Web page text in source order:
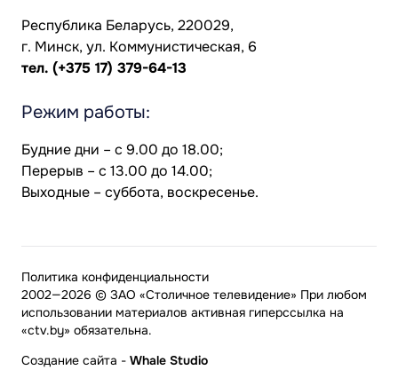
Республика Беларусь, 220029,
г. Минск, ул. Коммунистическая, 6
тел. (+375 17) 379-64-13
Режим работы:
Будние дни – с 9.00 до 18.00;
Перерыв – с 13.00 до 14.00;
Выходные – суббота, воскресенье.
2002—2026 © ЗАО «Столичное телевидение» При любом
использовании материалов активная гиперссылка на
«ctv.by» обязательна.
Политика конфиденциальности
Создание сайта - Whale Studio